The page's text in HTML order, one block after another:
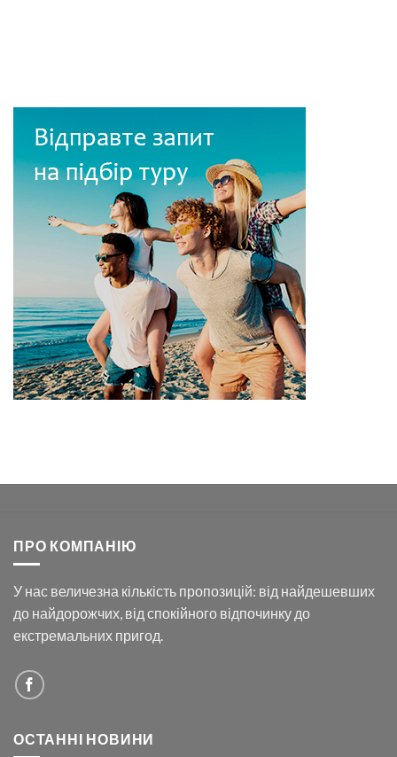
ПРО КОМПАНІЮ
У нас величезна кількість пропозицій: від найдешевших
до найдорожчих, від спокійного відпочинку до
екстремальних пригод.
ОСТАННІ НОВИНИ